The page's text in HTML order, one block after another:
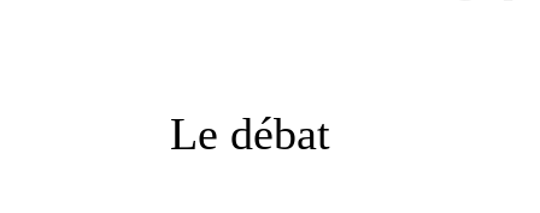
Le débat